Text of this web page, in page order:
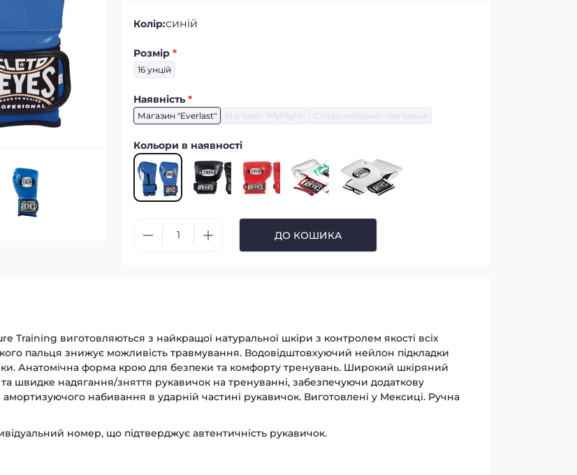
Колір:синій
Розмір *
16 унцій
Наявність *
Магазин "Everlast" Магазин "MyFight" Склад интернет-магазина
Кольори в наявності
ДО КОШИКА
Training виготовляються з найкращої натуральної шкіри з контролем якості всіх
пальця знижує можливість травмування. Водовідштовхуючий нейлон підкладки
Анатомічна форма крою для безпеки та комфорту тренувань. Широкий шкіряний
швидке надягання/зняття рукавичок на тренуванні, забезпечуючи додаткову
набивання в ударній частині рукавичок. Виготовлені у Мексиці. Ручна
номер, що підтверджує автентичність рукавичок.